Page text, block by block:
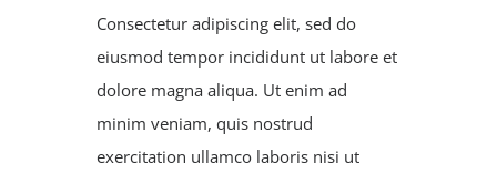
Consectetur adipiscing elit, sed do
eiusmod tempor incididunt ut labore et
dolore magna aliqua. Ut enim ad
minim veniam, quis nostrud
exercitation ullamco laboris nisi ut